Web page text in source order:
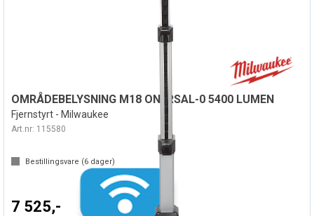
OMRÅDEBELYSNING M18 ONERSAL-0 5400 LUMEN
Fjernstyrt - Milwaukee
Art.nr: 115580
Bestillingsvare (6 dager)
7 525,-